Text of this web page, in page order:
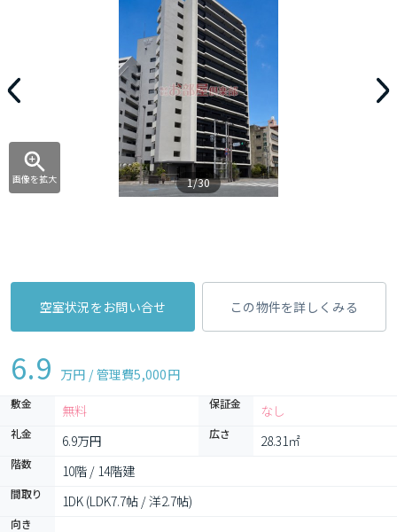
画像を拡大 1/30
空室状況をお問い合せ この物件を詳しくみる
6.9 万円 / 管理費5,000円
敷金 無料 保証金 なし
礼金 6.9万円 広さ 28.31㎡
階数 10階 / 14階建
間取り 1DK (LDK7.7帖 / 洋2.7帖)
向き